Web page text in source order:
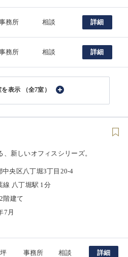
務所 相談 詳細
務所 相談 詳細
（全7室）
、新しいオフィスシリーズ。
中央区八丁堀3丁目20-4
線 八丁堀駅 1分
階建て
7月
事務所 相談 詳細